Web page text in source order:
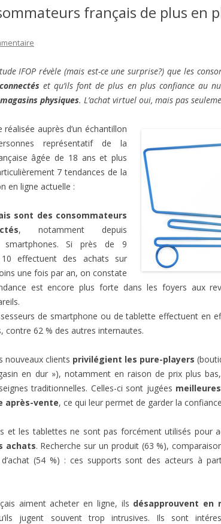
français de plus en
IFOP révèle (mais est-ce une surprise?) que les
et qu’ils font de plus en plus confiance au
physiques. L’achat virtuel oui, mais pas
auprès d’un échantillon
représentatif de la
âgée de 18 ans et plus
7 tendances de la
en ligne actuelle :
sont des consommateurs
, notamment depuis
smartphones. Si près de 9
effectuent des achats sur
une fois par an, on constate
est encore plus forte dans les foyers aux
de smartphone ou de tablette effectuent en
contre 62 % des autres internautes.
nouveaux clients privilégient les pure-players
en dur »), notamment en raison de prix plus
traditionnelles. Celles-ci sont jugées
après-vente, ce qui leur permet de garder la
et les tablettes ne sont pas forcément utilisés pour
achats. Recherche sur un produit (63 %),
d’achat (54 %) : ces supports sont des acteurs à
aiment acheter en ligne, ils désapprouvent en
jugent souvent trop intrusives. Ils sont